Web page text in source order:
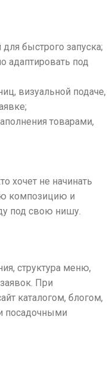
для быстрого запуска;
адаптировать под
визуальной подаче,
товарами,
хочет не начинать
композицию и
под свою нишу.
структура меню,
При
каталогом, блогом,
посадочными